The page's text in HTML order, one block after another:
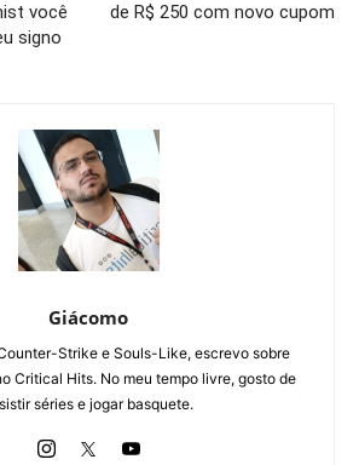
você
signo
de R$ 250 com novo cupom
Giácomo
Strike e Souls-Like, escrevo sobre
Critical Hits. No meu tempo livre, gosto de
séries e jogar basquete.